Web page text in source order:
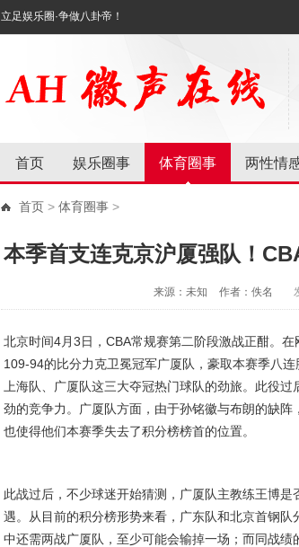
立足娱乐圈·争做八卦帝！
首页 娱乐圈事 体育圈事 两性情
首页 > 体育圈事 >
本季首支连克京沪厦强队！
来源：未知 作者：佚名
北京时间4月3日，CBA常规赛第二阶段激战正酣。
109-94的比分力克卫冕冠军广厦队，豪取本赛季八
上海队、广厦队这三大夺冠热门球队的劲旅。此役
劲的竞争力。广厦队方面，由于孙铭徽与布朗的缺
也使得他们本赛季失去了积分榜榜首的位置。
此战过后，不少球迷开始猜测，广厦队主教练王博
遇。从目前的积分榜形势来看，广东队和北京首钢
中还需两战广厦队，至少可能会输掉一场；而同战